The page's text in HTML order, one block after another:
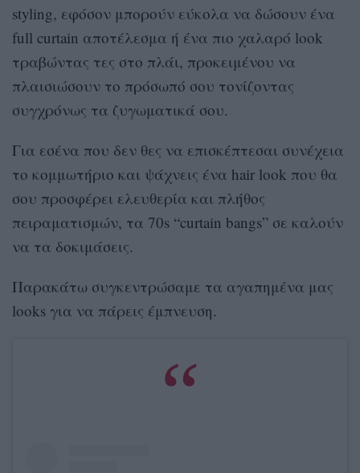
styling, εφόσον μπορούν εύκολα να δώσουν ένα
full curtain αποτέλεσμα ή ένα πιο χαλαρό look
τραβώντας τες στο πλάι, προκειμένου να
πλαισιώσουν το πρόσωπό σου τονίζοντας
συγχρόνως τα ζυγωματικά σου.
Για εσένα που δεν θες να επισκέπτεσαι συνέχεια
το κομμωτήριο και ψάχνεις ένα hair look που θα
σου προσφέρει ελευθερία και πλήθος
πειραματισμών, τα 70s “curtain bangs” σε καλούν
να τα δοκιμάσεις.
Παρακάτω συγκεντρώσαμε τα αγαπημένα μας
looks για να πάρεις έμπνευση.